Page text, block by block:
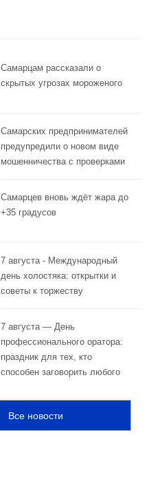
Самарцам рассказали о
скрытых угрозах мороженого
Самарских предпринимателей
предупредили о новом виде
мошенничества с проверками
Самарцев вновь ждёт жара до
+35 градусов
7 августа - Международный
день холостяка: открытки и
советы к торжеству
7 августа — День
профессионального оратора:
праздник для тех, кто
способен заговорить любого
Все новости